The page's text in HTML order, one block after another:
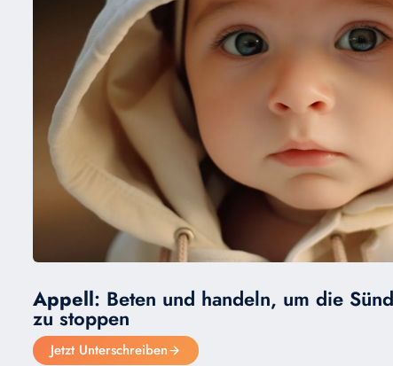
Appell: Beten und handeln, um die
zu stoppen
Jetzt Unterschreiben